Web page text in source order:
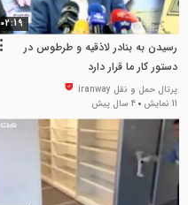
02:19
رسیدن به بنادر لاذقیه و طرطوس در
دستور کار ما قرار دارد
پرتال حمل و نقل iranway
11 نمایش
4 سال پیش